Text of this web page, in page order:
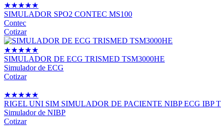
★★★★★
SIMULADOR SPO2 CONTEC MS100
Contec
Cotizar
★★★★★
SIMULADOR DE ECG TRISMED TSM3000HE
Simulador de ECG
Cotizar
★★★★★
RIGEL UNI SIM SIMULADOR DE PACIENTE NIBP ECG IBP
Simulador de NIBP
Cotizar